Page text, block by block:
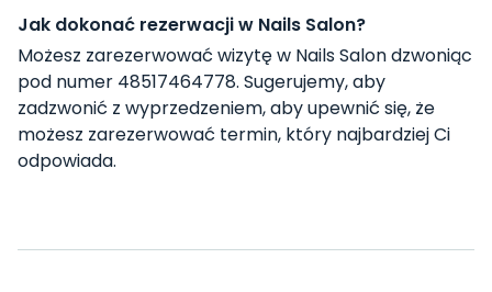
Jak dokonać rezerwacji w Nails Salon?
Możesz zarezerwować wizytę w Nails Salon dzwoniąc
pod numer 48517464778. Sugerujemy, aby
zadzwonić z wyprzedzeniem, aby upewnić się, że
możesz zarezerwować termin, który najbardziej Ci
odpowiada.